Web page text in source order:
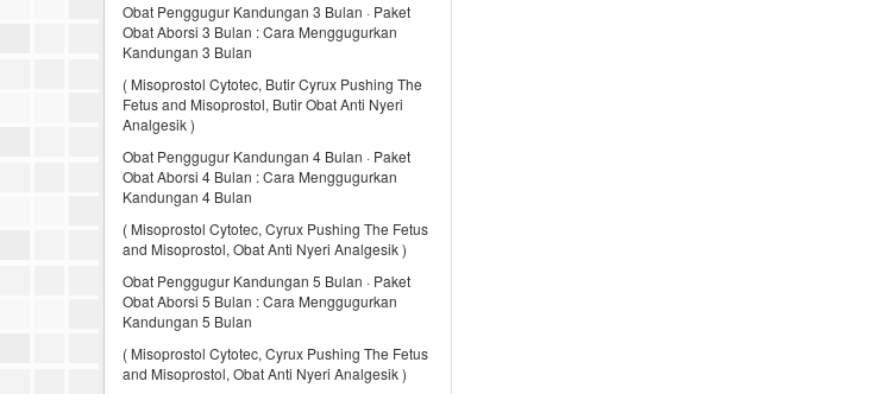
Obat Penggugur Kandungan 3 Bulan · Paket
Obat Aborsi 3 Bulan : Cara Menggugurkan
Kandungan 3 Bulan
( Misoprostol Cytotec, Butir Cyrux Pushing The
Fetus and Misoprostol, Butir Obat Anti Nyeri
Analgesik )
Obat Penggugur Kandungan 4 Bulan · Paket
Obat Aborsi 4 Bulan : Cara Menggugurkan
Kandungan 4 Bulan
( Misoprostol Cytotec, Cyrux Pushing The Fetus
and Misoprostol, Obat Anti Nyeri Analgesik )
Obat Penggugur Kandungan 5 Bulan · Paket
Obat Aborsi 5 Bulan : Cara Menggugurkan
Kandungan 5 Bulan
( Misoprostol Cytotec, Cyrux Pushing The Fetus
and Misoprostol, Obat Anti Nyeri Analgesik )